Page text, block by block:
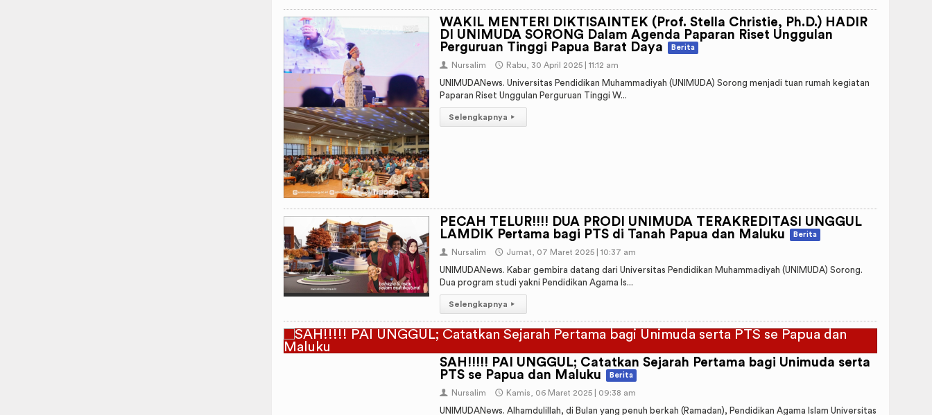
WAKIL MENTERI DIKTISAINTEK (Prof. Stella Christie, Ph.D.) HADIR
DI UNIMUDA SORONG Dalam Agenda Paparan Riset Unggulan
Perguruan Tinggi Papua Barat Daya
Berita
👤 Nursalim 🕔 Rabu, 30 April 2025 | 11:12 am
UNIMUDANews. Universitas Pendidikan Muhammadiyah (UNIMUDA) Sorong menjadi tuan rumah kegiatan
Paparan Riset Unggulan Perguruan Tinggi W...
Selengkapnya ▸
PECAH TELUR!!!! DUA PRODI UNIMUDA TERAKREDITASI UNGGUL
LAMDIK Pertama bagi PTS di Tanah Papua dan Maluku
Berita
👤 Nursalim 🕔 Jumat, 07 Maret 2025 | 10:37 am
UNIMUDANews. Kabar gembira datang dari Universitas Pendidikan Muhammadiyah (UNIMUDA) Sorong.
Dua program studi yakni Pendidikan Agama Is...
Selengkapnya ▸
SAH!!!!! PAI UNGGUL; Catatkan Sejarah Pertama bagi Unimuda serta
PTS se Papua dan Maluku
Berita
👤 Nursalim 🕔 Kamis, 06 Maret 2025 | 09:38 am
UNIMUDANews. Alhamdulillah, di Bulan yang penuh berkah (Ramadan), Pendidikan Agama Islam Universitas